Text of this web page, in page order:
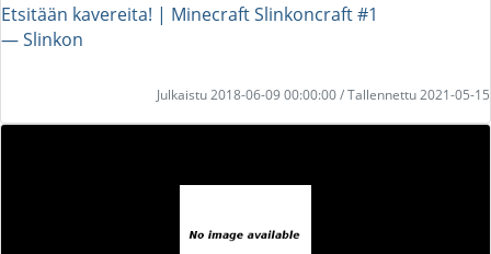
Etsitään kavereita! | Minecraft Slinkoncraft #1
― Slinkon
Julkaistu 2018-06-09 00:00:00 / Tallennettu 2021-05-15